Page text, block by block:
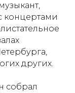
концертами
других.
собрал